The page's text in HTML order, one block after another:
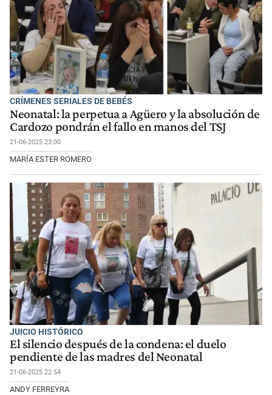
CRÍMENES SERIALES DE BEBÉS
Neonatal: la perpetua a Agüero y la absolución de
Cardozo pondrán el fallo en manos del TSJ
21-06-2025 23:00
MARÍA ESTER ROMERO
JUICIO HISTÓRICO
El silencio después de la condena: el duelo
pendiente de las madres del Neonatal
21-06-2025 22:54
ANDY FERREYRA